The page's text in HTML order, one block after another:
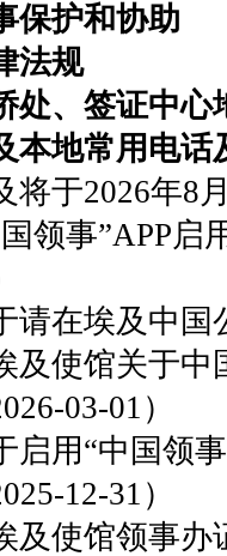
保护和协助
法规
处、签证中心
本地常用电话
将于2026年8
领事”APP启
请在埃及中国
及使馆关于中
03-01）
启用“中国领
12-31）
及使馆领事办